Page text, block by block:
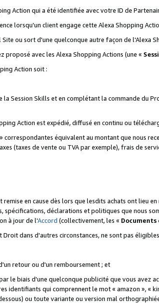
Action qui a été identifiée avec votre ID de
lorsqu'un client engage cette Alexa Shopping
ou sort d'une quelconque autre façon de l'Alexa
avec les Alexa Shopping Actions (une «
Action soit :
Session Skills et en complétant la commande du
Action est expédié, diffusé en continu ou
» correspondantes équivalent au montant que nous
(taxes de vente ou TVA par exemple), frais de
en cause dès lors que lesdits achats ont lieu
déclarations et politiques que nous
à jour de l'Accord (collectivement, les « Documents
dans d'autres circonstances, ne sont pas
retour ou d'un remboursement ; et
le biais d'une quelconque publicité que vous avez
identifiants qui comprennent le mot « amazon », «
ou toute variante ou version mal